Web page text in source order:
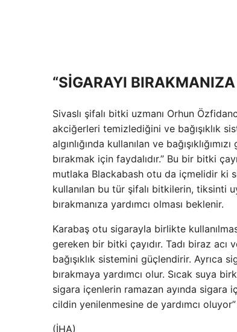
“SİGARAYI
Sivaslı şifalı bitki uzmanı Orhun
akciğerleri temizlediğini ve bağışıklık
algınlığında kullanılan ve
bırakmak için faydalıdır.” Bu bir bitki
mutlaka Blackabash otu da içmelidir ki
kullanılan bu tür şifalı bitkilerin, tiksinti
bırakmanıza yardımcı olması beklenir.
Karabaş otu sigarayla birlikte
gereken bir bitki çayıdır. Tadı biraz
bağışıklık sistemini güçlendirir. Ayrıca
bırakmaya yardımcı olur. Sıcak suya
sigara içenlerin ramazan ayında sigara
cildin yenilenmesine de yardımcı
(İHA)